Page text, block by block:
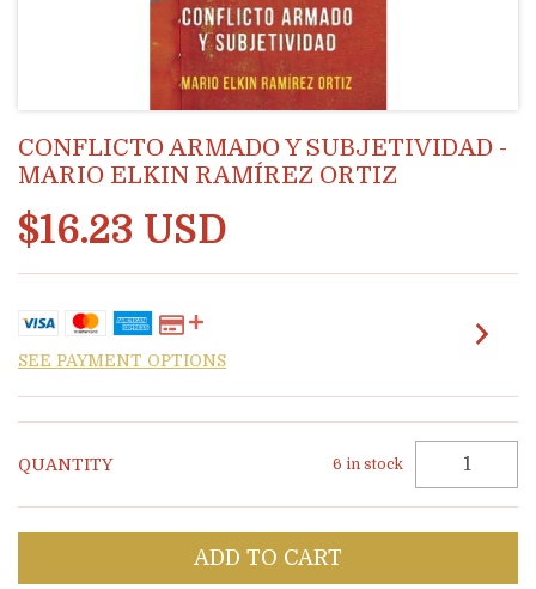
CONFLICTO ARMADO Y SUBJETIVIDAD -
MARIO ELKIN RAMÍREZ ORTIZ
$16.23 USD
SEE PAYMENT OPTIONS
QUANTITY 6 in stock